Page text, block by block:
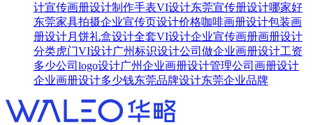
计宣传画册设计制作手表VI设计东莞宣传册设计哪家好
东莞家具拍摄企业宣传页设计价格咖啡画册设计包装画
册设计月饼礼盒设计全套VI设计企业宣传画册画册设计
分类虎门VI设计广州标识设计公司 做企业画册设计工资
多少公司logo设计广州企业画册设计管理公司画册设计
企业画册设计多少钱东莞品牌设计东莞企业品牌